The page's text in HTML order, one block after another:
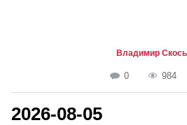
Владимир
0 984
2026-08-05